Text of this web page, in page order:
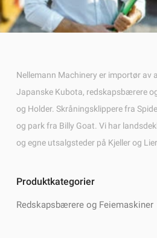
Nellemann Machinery er importør av
Japanske Kubota, redskapsbærere
og Holder. Skråningsklippere fra
og park fra Billy Goat. Vi har
og egne utsalgsteder på Kjeller og
Produktkategorier
Redskapsbærere og Feiemaskiner